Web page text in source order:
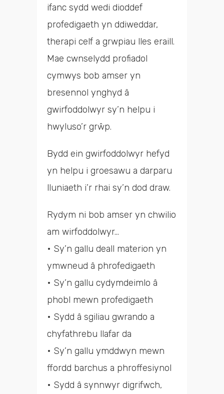
ifanc sydd wedi dioddef
profedigaeth yn ddiweddar,
therapi celf a grwpiau lles eraill.
Mae cwnselydd profiadol
cymwys bob amser yn
bresennol ynghyd â
gwirfoddolwyr sy’n helpu i
hwyluso’r grŵp.
Bydd ein gwirfoddolwyr hefyd
yn helpu i groesawu a darparu
lluniaeth i’r rhai sy’n dod draw.
Rydym ni bob amser yn chwilio
am wirfoddolwyr…
• Sy’n gallu deall materion yn
ymwneud â phrofedigaeth
• Sy’n gallu cydymdeimlo â
phobl mewn profedigaeth
• Sydd â sgiliau gwrando a
chyfathrebu llafar da
• Sy’n gallu ymddwyn mewn
ffordd barchus a phroffesiynol
• Sydd â synnwyr digrifwch,